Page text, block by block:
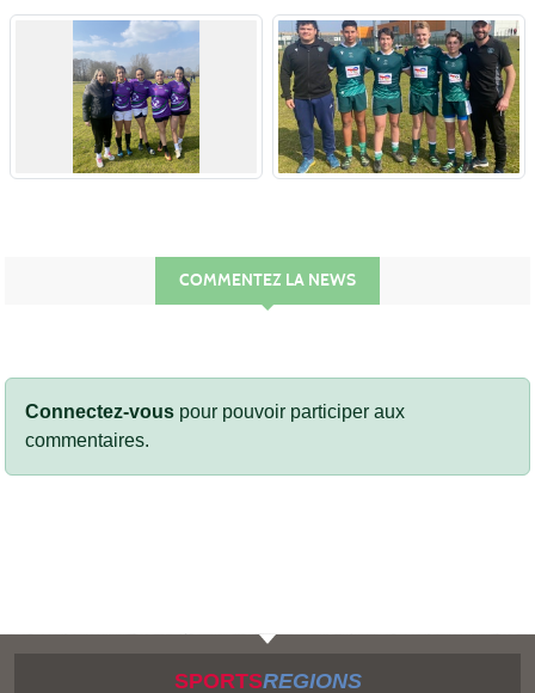
COMMENTEZ LA NEWS
Connectez-vous pour pouvoir participer aux
commentaires.
SPORTSREGIONS